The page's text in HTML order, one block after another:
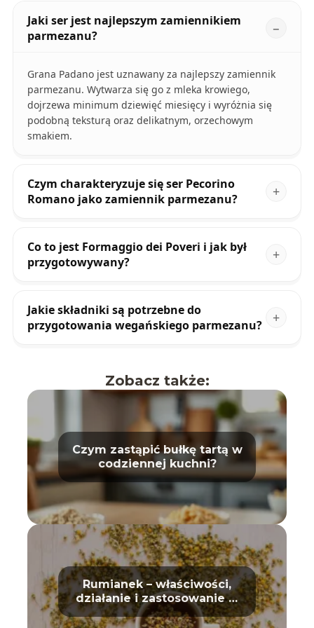
Jaki ser jest najlepszym zamiennikiem
parmezanu?
Grana Padano jest uznawany za najlepszy zamiennik
parmezanu. Wytwarza się go z mleka krowiego,
dojrzewa minimum dziewięć miesięcy i wyróżnia się
podobną teksturą oraz delikatnym, orzechowym
smakiem.
Czym charakteryzuje się ser Pecorino
Romano jako zamiennik parmezanu?
Co to jest Formaggio dei Poveri i jak był
przygotowywany?
Jakie składniki są potrzebne do
przygotowania wegańskiego parmezanu?
Zobacz także:
Czym zastąpić bułkę tartą w
codziennej kuchni?
Rumianek – właściwości,
działanie i zastosowanie w
domu oraz kosmetyce